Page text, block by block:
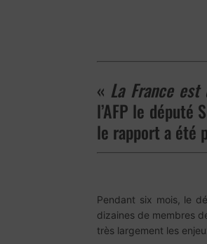
« La France est
l’AFP le député
le rapport a été
Pendant six mois, le
dizaines de membres
très largement les